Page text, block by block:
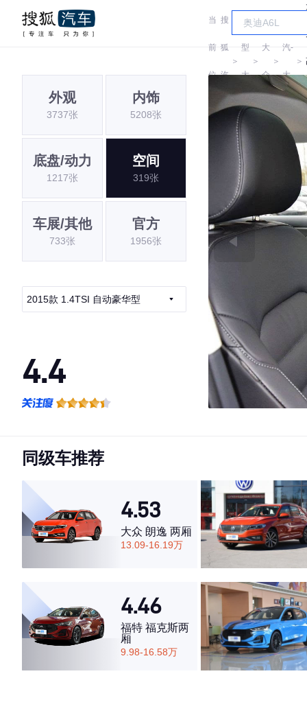
当
前
位
置:
搜
狐
汽
车
＞
车
型
大
＞
大
众
＞
汽-
大
＞
外观
3737张
内饰
5208张
底盘/动力
1217张
空间
319张
车展/其他
733张
官方
1956张
2015款 1.4TSI 自动豪华型
4.4
·空间表现一般，低于82%同级车
同级车推荐
4.53
大众 朗逸 两厢
13.09-16.19万
4.46
福特 福克斯两
厢
9.98-16.58万